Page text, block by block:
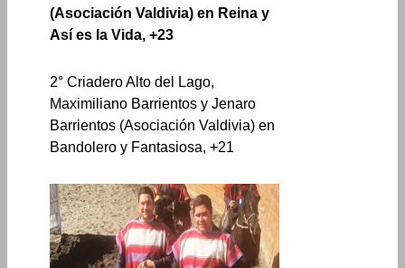
(Asociación Valdivia) en Reina y
Así es la Vida, +23
2° Criadero Alto del Lago,
Maximiliano Barrientos y Jenaro
Barrientos (Asociación Valdivia) en
Bandolero y Fantasiosa, +21